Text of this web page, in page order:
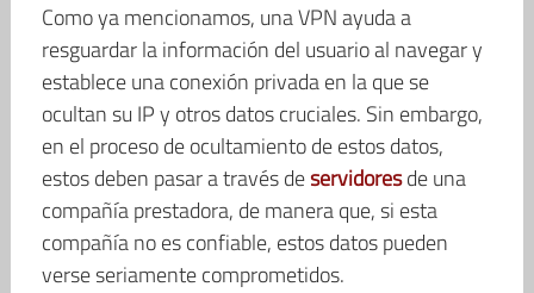
Como ya mencionamos, una VPN ayuda a
resguardar la información del usuario al navegar y
establece una conexión privada en la que se
ocultan su IP y otros datos cruciales. Sin embargo,
en el proceso de ocultamiento de estos datos,
estos deben pasar a través deservidoresde una
compañía prestadora, de manera que, si esta
compañía no es confiable, estos datos pueden
verse seriamente comprometidos.